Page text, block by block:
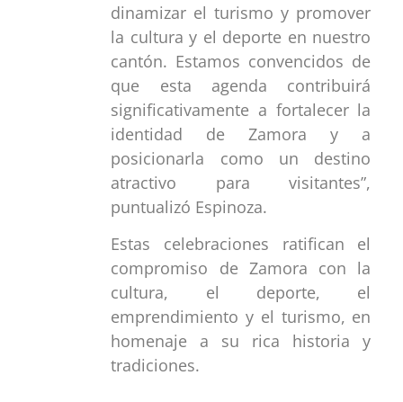
dinamizar el turismo y promover
la cultura y el deporte en nuestro
cantón. Estamos convencidos de
que esta agenda contribuirá
significativamente a fortalecer la
identidad de Zamora y a
posicionarla como un destino
atractivo para visitantes”,
puntualizó Espinoza.
Estas celebraciones ratifican el
compromiso de Zamora con la
cultura, el deporte, el
emprendimiento y el turismo, en
homenaje a su rica historia y
tradiciones.